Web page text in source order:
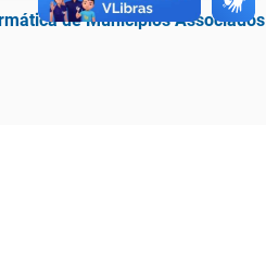
de Municípios Associados